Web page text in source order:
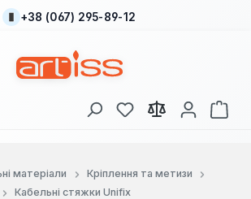
вмісту
+38 (067) 295-89-12
У вас є 0 у списку
матеріали
Кріплення та метизи
Кабельні стяжки Unifix